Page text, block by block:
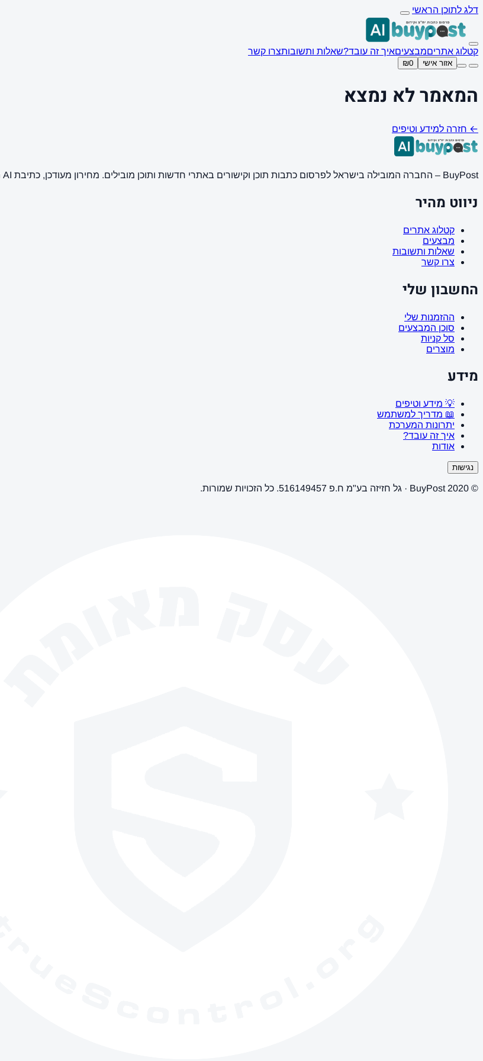
דלג לתוכן הראשי
קטלוג אתריםמבצעיםאיך זה עובד?שאלות ותשובותצרו קשר
אזור אישי ₪0
המאמר לא נמצא
← חזרה למידע וטיפים
BuyPost – החברה המובילה בישראל לפרסום כתבות תוכן וקישורים באתרי חדשות ותוכן מובילים. מחירון מעודכן, כתיבת AI מתקדמת, קידום אתרים SEO מקצועי. 11 שנות ניסיון ואלפי לקוחות מרוצים.
ניווט מהיר
קטלוג אתרים
מבצעים
שאלות ותשובות
צרו קשר
החשבון שלי
ההזמנות שלי
סוכן המבצעים
סל קניות
מוצרים
מידע
💡 מידע וטיפים
📖 מדריך למשתמש
יתרונות המערכת
איך זה עובד?
אודות
נגישות
© 2020 BuyPost · גל חזיזה בע"מ ח.פ 516149457. כל הזכויות שמורות.